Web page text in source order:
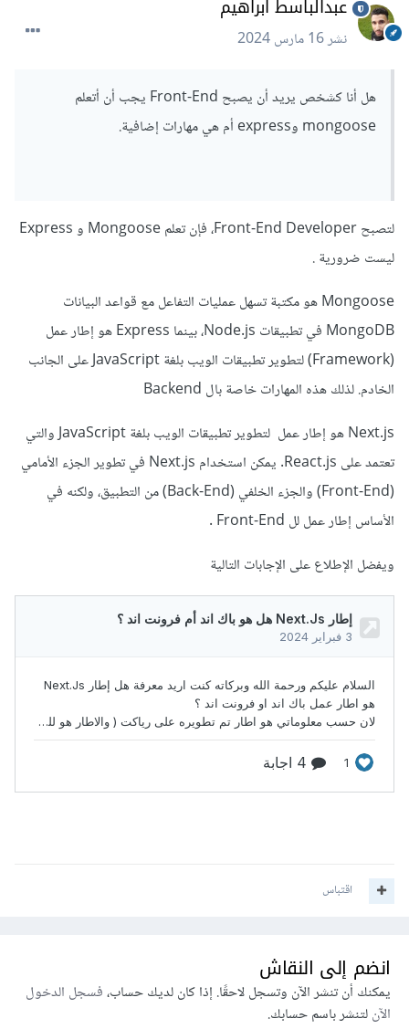
عبدالباسط ابراهيم
نشر16 مارس 2024
هل أنا كشخص يريد أن يصبح Front-End يجب أن أتعلم
mongoose وexpress أم هي مهارات إضافية.
لتصبح Front-End Developer، فإن تعلم Mongoose و Express
ليست ضرورية .
Mongoose هو مكتبة تسهل عمليات التفاعل مع قواعد البيانات
MongoDB في تطبيقات Node.js، بينما Express هو إطار عمل
(Framework) لتطوير تطبيقات الويب بلغة JavaScript على الجانب
الخادم. لذلك هذه المهارات خاصة بال Backend
Next.js هو إطار عمل لتطوير تطبيقات الويب بلغة JavaScript والتي
تعتمد على React.js. يمكن استخدام Next.js في تطوير الجزء الأمامي
(Front-End) والجزء الخلفي (Back-End) من التطبيق، ولكنه في
الأساس إطار عمل لل Front-End .
ويفضل الإطلاع على الإجابات التالية
اقتباس
انضم إلى النقاش
يمكنك أن تنشر الآن وتسجل لاحقًا. إذا كان لديك حساب،فسجل الدخول
الآنلتنشر باسم حسابك.